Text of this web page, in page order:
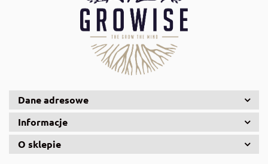
AquaLed
Dane adresowe
Informacje
O sklepie